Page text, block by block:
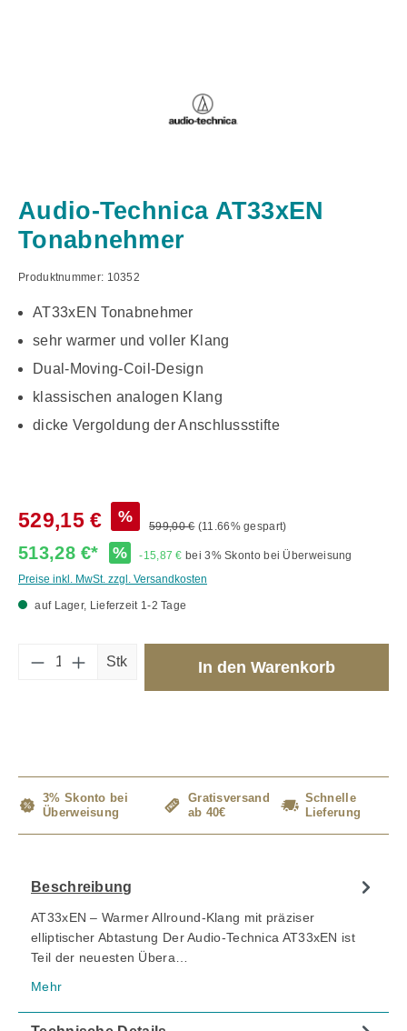
Audio-Technica AT33xEN
Tonabnehmer
Produktnummer: 10352
AT33xEN Tonabnehmer
sehr warmer und voller Klang
Dual-Moving-Coil-Design
klassischen analogen Klang
dicke Vergoldung der Anschlussstifte
529,15 € %
599,00 € (11.66% gespart)
513,28 €* % -15,87 € bei 3% Skonto bei Überweisung
Preise inkl. MwSt. zzgl. Versandkosten
auf Lager, Lieferzeit 1-2 Tage
Produkt Anzahl: Gib den gewünschten
Stk In den Warenkorb
3% Skonto bei
Überweisung
Gratisversand
ab 40€
Schnelle
Lieferung
Beschreibung
AT33xEN – Warmer Allround-Klang mit präziser
elliptischer Abtastung Der Audio-Technica AT33xEN ist
Teil der neuesten Übera…
Mehr